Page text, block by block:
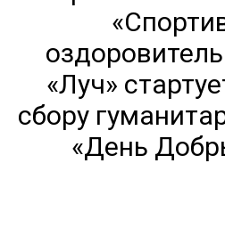
«Луч»
сбору
«День